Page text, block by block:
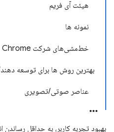
هیئت آی فریم
نمونه ها
خط‌مشی‌های شرکت Chrome
بهترین روش ها برای توسعه
عناصر صوتی/تصویری
بهبود تجربه کاربر، به حداقل